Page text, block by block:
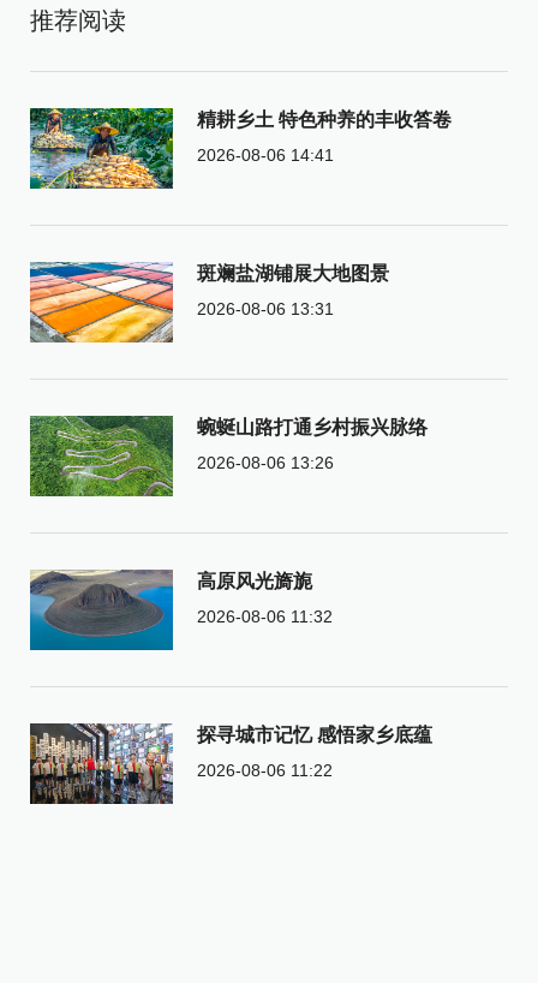
推荐阅读
精耕乡土 特色种养的丰收答卷
2026-08-06 14:41
斑斓盐湖铺展大地图景
2026-08-06 13:31
蜿蜒山路打通乡村振兴脉络
2026-08-06 13:26
高原风光旖旎
2026-08-06 11:32
探寻城市记忆 感悟家乡底蕴
2026-08-06 11:22